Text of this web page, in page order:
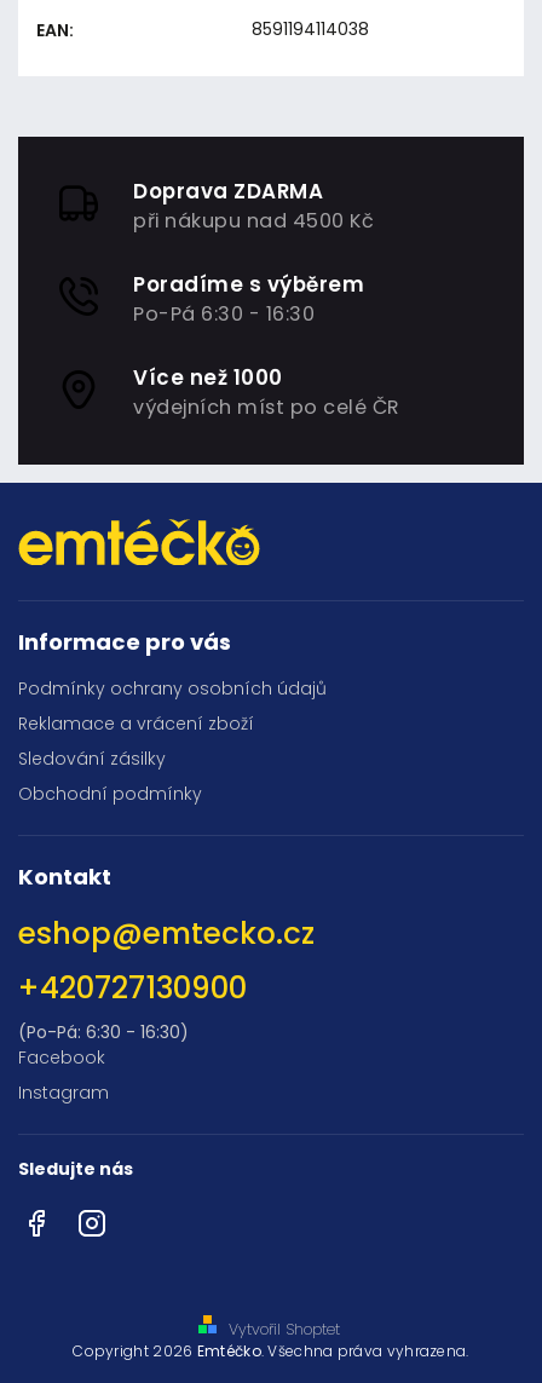
EAN: 8591194114038
Doprava ZDARMA
při nákupu nad 4500 Kč
Poradíme s výběrem
Po-Pá 6:30 - 16:30
Více než 1000
výdejních míst po celé ČR
Informace pro vás
Podmínky ochrany osobních údajů
Reklamace a vrácení zboží
Sledování zásilky
Obchodní podmínky
Kontakt
eshop@emtecko.cz
+420727130900
(Po-Pá: 6:30 - 16:30)
Facebook
Instagram
Sledujte nás
FacebookInstagram
Vytvořil Shoptet
Copyright 2026 Emtéčko. Všechna práva vyhrazena.